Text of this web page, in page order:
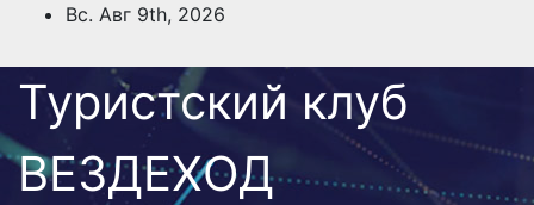
Перейти
содержимому
Вс. Авг 9th, 2026
Туристский клуб
ВЕЗДЕХОД